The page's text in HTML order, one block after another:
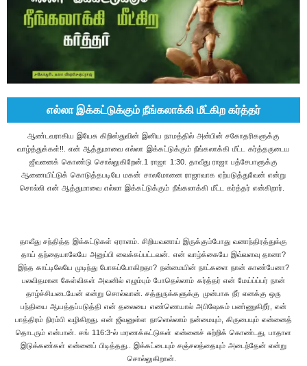
எல்லா இக்கட்டுக்கும் நீங்கலாக்கி மீட்கிற கர்த்தர்
ஆண்டவராகிய இயேசு கிறிஸ்துவின் இனிய நாமத்தில் அன்பின் சகோதரிகளுக்கு
வாழ்த்துக்கள்!!. என் ஆத்துமாவை எல்லா இக்கட்டுக்கும் நீங்கலாக்கி மீட்ட கர்த்தருடைய
ஜீவனைக் கொண்டு சொல்லுகிறேன்.1 ராஜா 1:30. தாவீது ராஜா பத்சேபாளுக்கு
ஆணையிட்டுக் கொடுத்தபடியே மகன் சாலமோனை ராஜாவாக ஏற்படுத்துவேன் என்று
சொல்லி என் ஆத்துமாவை எல்லா இக்கட்டுக்கும் நீங்கலாக்கி மீட்ட கர்த்தர் என்கிறார்.
தாவீது சந்தித்த இக்கட்டுகள் ஏராளம். சிறியவனாய் இருக்கும்போது வனாந்திரத்துக்கு
தாய் தந்தையாலேயே அனுப்பி வைக்கப்பட்டவன். என் வாழ்க்கையே இவ்வளவு தானா?
இந்த காட்டிலேயே முடிந்து போகப்போகிறதா? நன்மையின் நாட்களை நான் காண்பேனா?
பலவிதமான கேள்விகள் அவனில் எழும்பும் போதெல்லாம் கர்த்தர் என் மேய்ப்ப்பர் நான்
தாழ்ச்சியடையேன் என்று சொல்வான். சத்துருக்களுக்கு முன்பாக நீர் எனக்கு ஒரு
பந்தியை ஆயத்தப்படுத்தி என் தலையை எண்ணெயால் அபிஷேகம் பண்ணுகிறீர், என்
பாத்திரம் நிரம்பி வழிகிறது. என் ஜீவனுள்ள நாளெல்லாம் நன்மையும், கிருபையும் என்னைத்
தொடரும் என்பான். சங் 116:3-ல் மரணக்கட்டுகள் என்னைச் சுற்றிக் கொண்டது, பாதாள
இடுக்கண்கள் என்னைப் பிடித்தது.. இக்கட்டையும் சஞ்சலத்தையும் அடைந்தேன் என்று
சொல்லுகிறான்.